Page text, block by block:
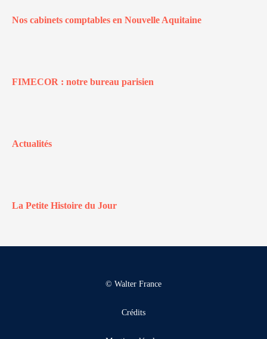
Nos cabinets comptables en Nouvelle Aquitaine
FIMECOR : notre bureau parisien
Actualités
La Petite Histoire du Jour
© Walter France
Crédits